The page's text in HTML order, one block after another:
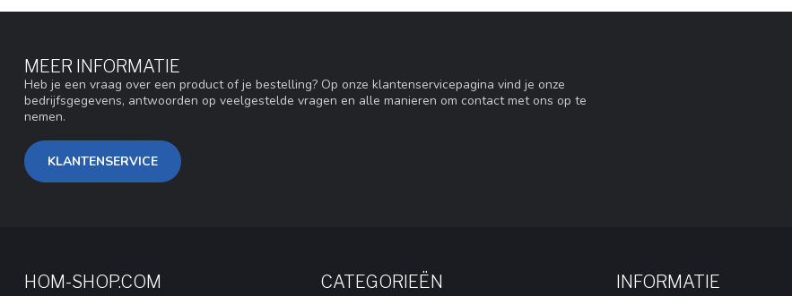
MEER INFORMATIE
Heb je een vraag over een product of je bestelling? Op onze klantenservicepagina vind je onze
bedrijfsgegevens, antwoorden op veelgestelde vragen en alle manieren om contact met ons op te
nemen.
KLANTENSERVICE
HOM-SHOP.COM CATEGORIEËN INFORMATIE